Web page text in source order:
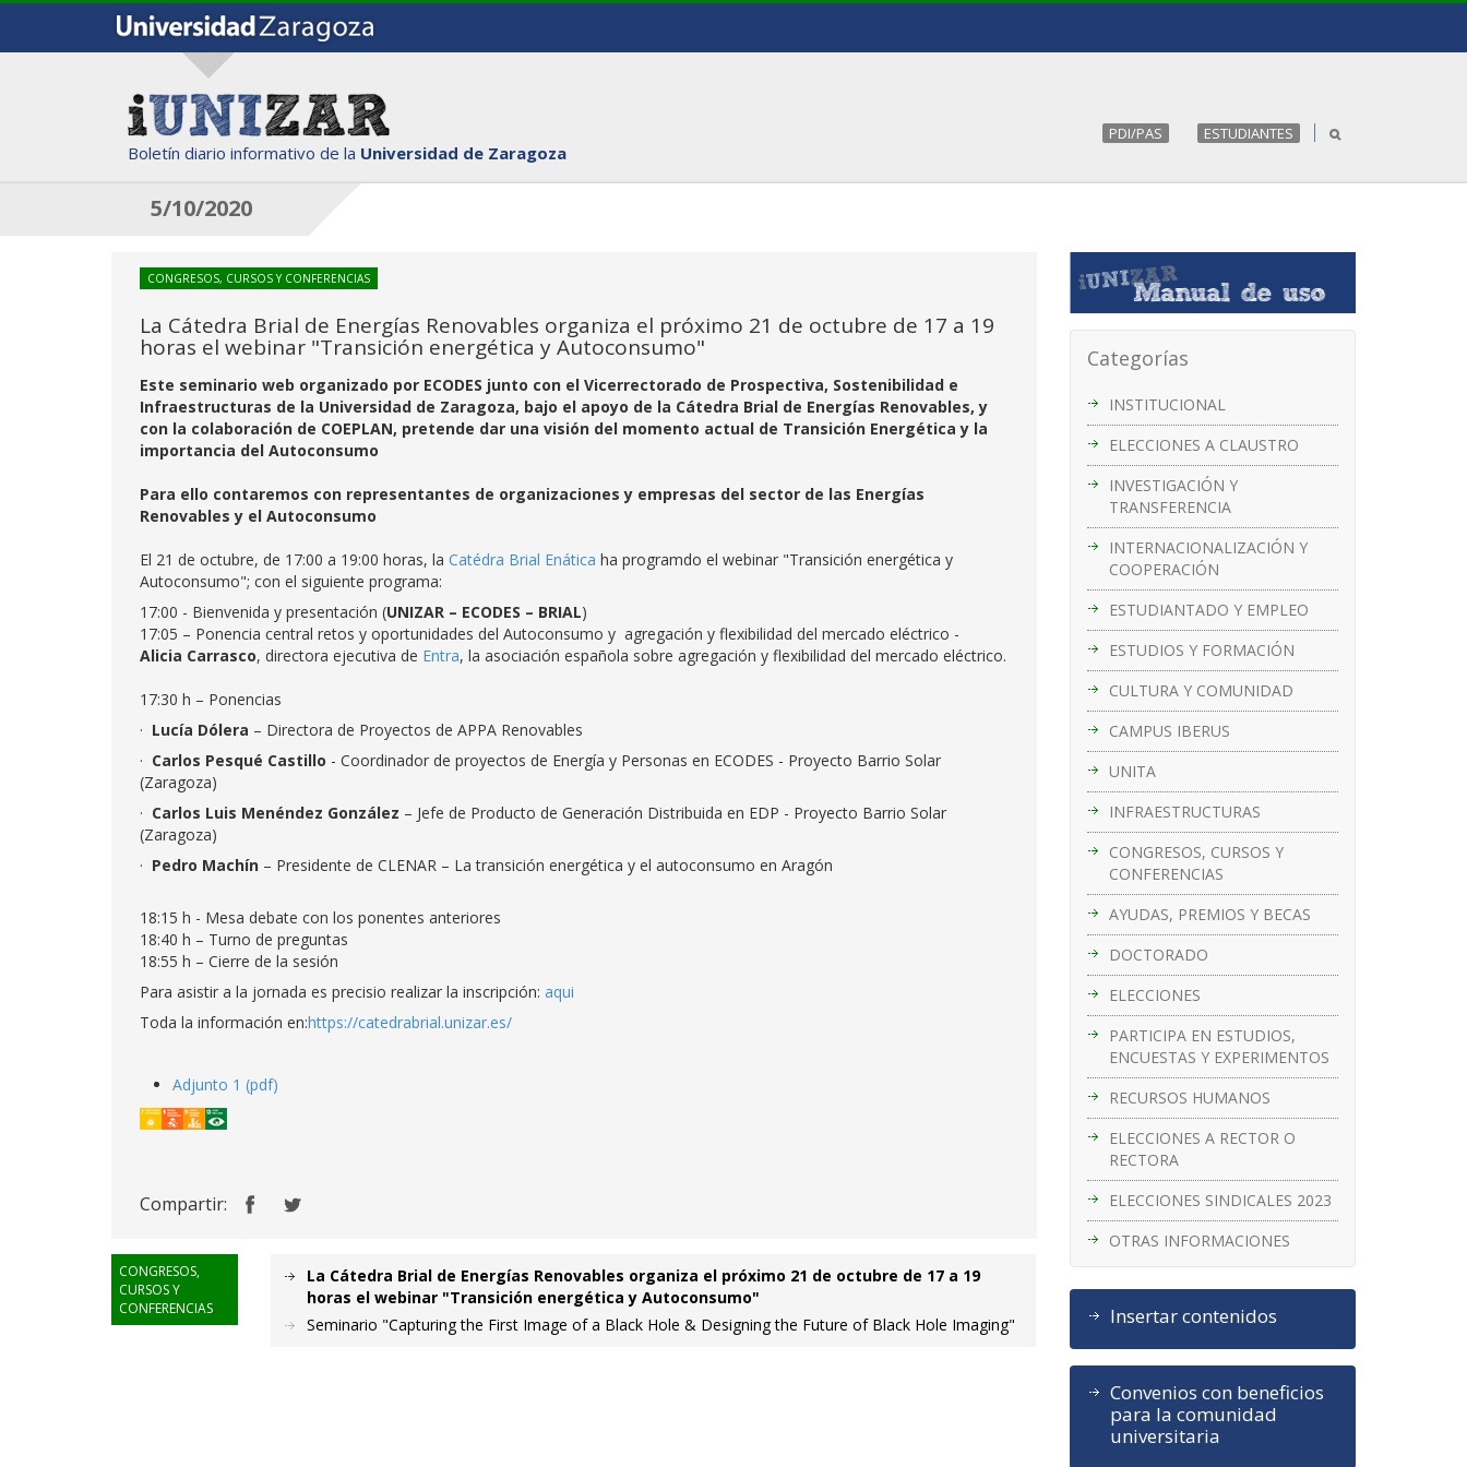
Boletín diario informativo de la Universidad de Zaragoza
PDI/PAS ESTUDIANTES
5/10/2020
Categorías
INSTITUCIONAL
ELECCIONES A CLAUSTRO
INVESTIGACIÓN Y
TRANSFERENCIA
INTERNACIONALIZACIÓN Y
COOPERACIÓN
ESTUDIANTADO Y EMPLEO
ESTUDIOS Y FORMACIÓN
CULTURA Y COMUNIDAD
CAMPUS IBERUS
UNITA
INFRAESTRUCTURAS
CONGRESOS, CURSOS Y
CONFERENCIAS
AYUDAS, PREMIOS Y BECAS
DOCTORADO
ELECCIONES
PARTICIPA EN ESTUDIOS,
ENCUESTAS Y EXPERIMENTOS
RECURSOS HUMANOS
ELECCIONES A RECTOR O
RECTORA
ELECCIONES SINDICALES 2023
OTRAS INFORMACIONES
Insertar contenidos
Convenios con beneficios
para la comunidad
universitaria
CONGRESOS, CURSOS Y CONFERENCIAS
La Cátedra Brial de Energías Renovables organiza el próximo 21 de octubre de 17 a 19
horas el webinar "Transición energética y Autoconsumo"
Este seminario web organizado por ECODES junto con el Vicerrectorado de Prospectiva, Sostenibilidad e
Infraestructuras de la Universidad de Zaragoza, bajo el apoyo de la Cátedra Brial de Energías Renovables, y
con la colaboración de COEPLAN, pretende dar una visión del momento actual de Transición Energética y la
importancia del Autoconsumo
Para ello contaremos con representantes de organizaciones y empresas del sector de las Energías
Renovables y el Autoconsumo
El 21 de octubre, de 17:00 a 19:00 horas, la Catédra Brial Enática ha programdo el webinar "Transición energética y
Autoconsumo"; con el siguiente programa:
17:00 - Bienvenida y presentación (UNIZAR – ECODES – BRIAL)
17:05 – Ponencia central retos y oportunidades del Autoconsumo y agregación y flexibilidad del mercado eléctrico -
Alicia Carrasco, directora ejecutiva de Entra, la asociación española sobre agregación y flexibilidad del mercado eléctrico.
17:30 h – Ponencias
· Lucía Dólera – Directora de Proyectos de APPA Renovables
· Carlos Pesqué Castillo - Coordinador de proyectos de Energía y Personas en ECODES - Proyecto Barrio Solar
(Zaragoza)
· Carlos Luis Menéndez González – Jefe de Producto de Generación Distribuida en EDP - Proyecto Barrio Solar
(Zaragoza)
· Pedro Machín – Presidente de CLENAR – La transición energética y el autoconsumo en Aragón
18:15 h - Mesa debate con los ponentes anteriores
18:40 h – Turno de preguntas
18:55 h – Cierre de la sesión
Para asistir a la jornada es precisio realizar la inscripción: aqui
Toda la información en:https://catedrabrial.unizar.es/
Adjunto 1 (pdf)
Compartir:
CONGRESOS,
CURSOS Y
CONFERENCIAS
La Cátedra Brial de Energías Renovables organiza el próximo 21 de octubre de 17 a 19
horas el webinar "Transición energética y Autoconsumo"
Seminario "Capturing the First Image of a Black Hole & Designing the Future of Black Hole Imaging"